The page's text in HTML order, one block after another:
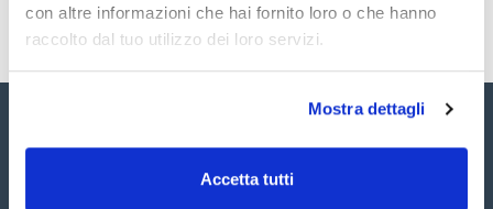
con altre informazioni che hai fornito loro o che hanno
raccolto dal tuo utilizzo dei loro servizi.
Mostra dettagli
Accetta tutti